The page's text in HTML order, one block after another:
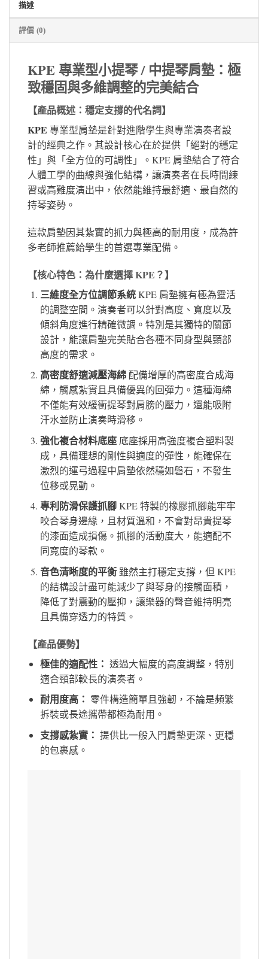
描述
評價 (0)
KPE 專業型小提琴 / 中提琴肩墊：極
致穩固與多維調整的完美結合
【產品概述：穩定支撐的代名詞】
KPE 專業型肩墊是針對進階學生與專業演奏者設
計的經典之作。其設計核心在於提供「絕對的穩定
性」與「全方位的可調性」。KPE 肩墊結合了符合
人體工學的曲線與強化結構，讓演奏者在長時間練
習或高難度演出中，依然能維持最舒適、最自然的
持琴姿勢。
這款肩墊因其紮實的抓力與極高的耐用度，成為許
多老師推薦給學生的首選專業配備。
【核心特色：為什麼選擇 KPE？】
三維度全方位調節系統KPE 肩墊擁有極為靈活
的調整空間。演奏者可以針對高度、寬度以及
傾斜角度進行精確微調。特別是其獨特的關節
設計，能讓肩墊完美貼合各種不同身型與頸部
高度的需求。
高密度舒適減壓海綿配備增厚的高密度合成海
綿，觸感紮實且具備優異的回彈力。這種海綿
不僅能有效緩衝提琴對肩膀的壓力，還能吸附
汗水並防止演奏時滑移。
強化複合材料底座底座採用高強度複合塑料製
成，具備理想的剛性與適度的彈性，能確保在
激烈的運弓過程中肩墊依然穩如磐石，不發生
位移或晃動。
專利防滑保護抓腳KPE 特製的橡膠抓腳能牢牢
咬合琴身邊緣，且材質溫和，不會對昂貴提琴
的漆面造成損傷。抓腳的活動度大，能適配不
同寬度的琴款。
音色清晰度的平衡雖然主打穩定支撐，但 KPE
的結構設計盡可能減少了與琴身的接觸面積，
降低了對震動的壓抑，讓樂器的聲音維持明亮
且具備穿透力的特質。
【產品優勢】
極佳的適配性： 透過大幅度的高度調整，特別
適合頸部較長的演奏者。
耐用度高： 零件構造簡單且強韌，不論是頻繁
拆裝或長途攜帶都極為耐用。
支撐感紮實： 提供比一般入門肩墊更深、更穩
的包裹感。